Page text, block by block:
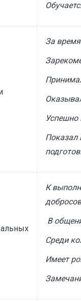
За
Показал
К
В
Среди
Имеет